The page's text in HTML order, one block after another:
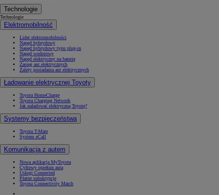
Technologie
Technologie
Elektromobilność
Lider elektromobilności
Napęd hybrydowy
Napęd hybrydowy typu plug-in
Napęd wodorowy
Napęd elektryczny na baterię
Zasięg aut elektrycznych
Zalety posiadania aut elektrycznych
Ładowanie elektrycznej Toyoty
Toyota HomeCharge
Toyota Charging Network
Jak naładować elektryczną Toyotę?
Systemy bezpieczeństwa
Toyota T-Mate
System eCall
Komunikacja z autem
Nowa aplikacja MyToyota
Cyfrowy opiekun auta
Usługi Connected
Płatne subskrypcje
Toyota Connectivity Match